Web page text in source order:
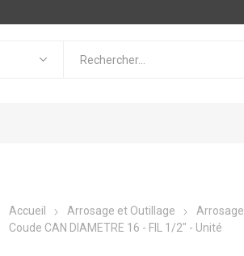
Accueil Arrosage et Outillage Arrosage
Coude CAN DIAMETRE 16 - FIL 1/2" - Unité